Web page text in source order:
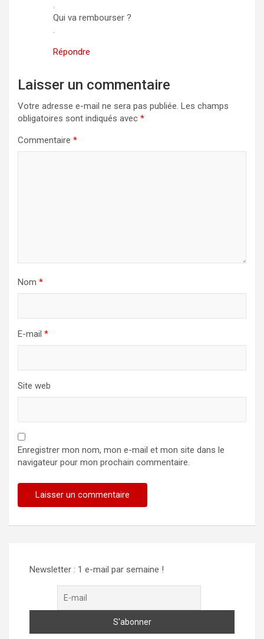
.
Qui va rembourser ?
.
Répondre
Laisser un commentaire
Votre adresse e-mail ne sera pas publiée. Les champs
obligatoires sont indiqués avec *
Commentaire *
Nom *
E-mail *
Site web
Enregistrer mon nom, mon e-mail et mon site dans le
navigateur pour mon prochain commentaire.
Newsletter : 1 e-mail par semaine !